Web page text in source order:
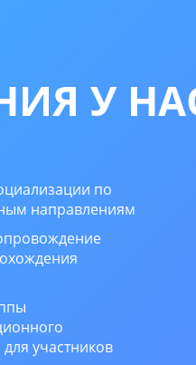
У
по
направлениям
участников